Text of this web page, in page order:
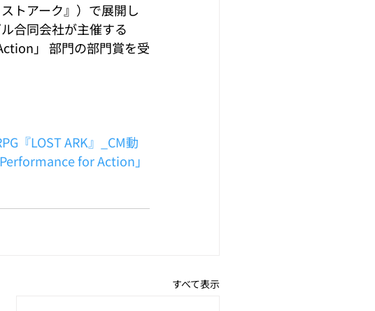
トアーク』）で展開し
合同会社が主催する
」 部門の部門賞を受
『LOST ARK』_CM動
for Action」
すべて表示